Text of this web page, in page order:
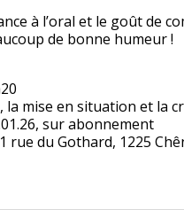
à l’oral et le goût de
de bonne humeur !
la mise en situation et la
sur abonnement
rue du Gothard, 1225